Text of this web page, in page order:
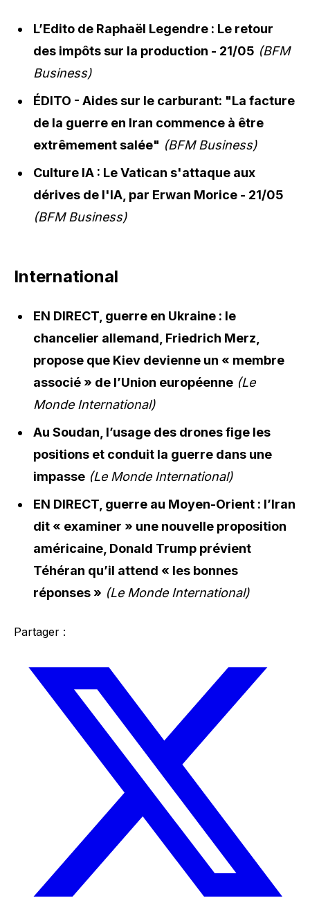
L’Edito de Raphaël Legendre : Le retour
des impôts sur la production - 21/05 (BFM
Business)
ÉDITO - Aides sur le carburant: "La facture
de la guerre en Iran commence à être
extrêmement salée" (BFM Business)
Culture IA : Le Vatican s'attaque aux
dérives de l'IA, par Erwan Morice - 21/05
(BFM Business)
International
EN DIRECT, guerre en Ukraine : le
chancelier allemand, Friedrich Merz,
propose que Kiev devienne un « membre
associé » de l’Union européenne (Le
Monde International)
Au Soudan, l’usage des drones fige les
positions et conduit la guerre dans une
impasse (Le Monde International)
EN DIRECT, guerre au Moyen-Orient : l’Iran
dit « examiner » une nouvelle proposition
américaine, Donald Trump prévient
Téhéran qu’il attend « les bonnes
réponses » (Le Monde International)
Partager :